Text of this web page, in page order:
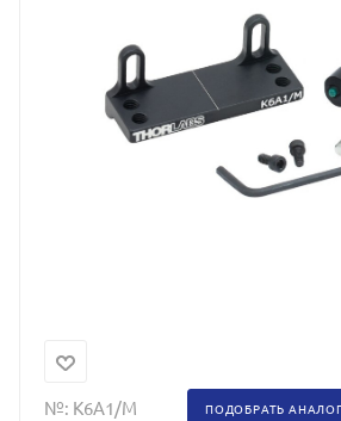
№: K6A1/M ПОДОБРАТЬ АНАЛОГ